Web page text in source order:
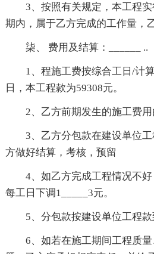
3、按照有关规定，本工程
期内，属于乙方完成的工作量，
柒、 费用及结算：______ ..
1、程施工费按综合工日/计
日，本工程款为59308元。
2、乙方前期发生的施工费用
3、乙方分包款在建设单位
方做好结算，考核，预留
4、如乙方完成工程情况不
每工日下调1_____3元。
5、分包款按建设单位工程款
6、如若在施工期间工程质